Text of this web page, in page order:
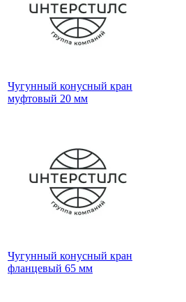
Чугунный конусный кран
муфтовый 20 мм
Чугунный конусный кран
фланцевый 65 мм